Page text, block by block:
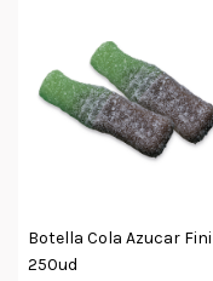
Botella Cola Azucar Fini
250ud